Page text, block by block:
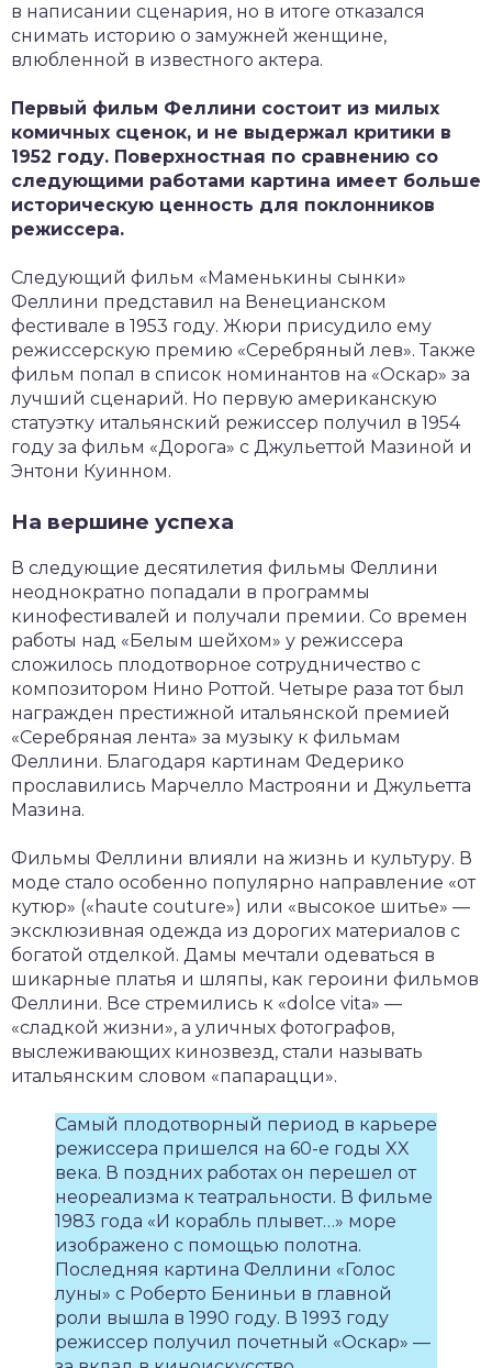
в написании сценария, но в итоге отказался
снимать историю о замужней женщине,
влюбленной в известного актера.
Первый фильм Феллини состоит из милых
комичных сценок, и не выдержал критики в
1952 году. Поверхностная по сравнению со
следующими работами картина имеет больше
историческую ценность для поклонников
режиссера.
Следующий фильм «Маменькины сынки»
Феллини представил на Венецианском
фестивале в 1953 году. Жюри присудило ему
режиссерскую премию «Серебряный лев». Также
фильм попал в список номинантов на «Оскар» за
лучший сценарий. Но первую американскую
статуэтку итальянский режиссер получил в 1954
году за фильм «Дорога» с Джульеттой Мазиной и
Энтони Куинном.
На вершине успеха
В следующие десятилетия фильмы Феллини
неоднократно попадали в программы
кинофестивалей и получали премии. Со времен
работы над «Белым шейхом» у режиссера
сложилось плодотворное сотрудничество с
композитором Нино Роттой. Четыре раза тот был
награжден престижной итальянской премией
«Серебряная лента» за музыку к фильмам
Феллини. Благодаря картинам Федерико
прославились Марчелло Мастрояни и Джульетта
Мазина.
Фильмы Феллини влияли на жизнь и культуру. В
моде стало особенно популярно направление «от
кутюр» («haute couture») или «высокое шитье» —
эксклюзивная одежда из дорогих материалов с
богатой отделкой. Дамы мечтали одеваться в
шикарные платья и шляпы, как героини фильмов
Феллини. Все стремились к «dolce vita» —
«сладкой жизни», а уличных фотографов,
выслеживающих кинозвезд, стали называть
итальянским словом «папарацци».
Самый плодотворный период в карьере
режиссера пришелся на 60-е годы XX
века. В поздних работах он перешел от
неореализма к театральности. В фильме
1983 года «И корабль плывет…» море
изображено с помощью полотна.
Последняя картина Феллини «Голос
луны» с Роберто Бениньи в главной
роли вышла в 1990 году. В 1993 году
режиссер получил почетный «Оскар» —